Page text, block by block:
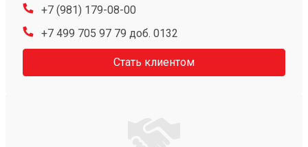
+7 (981) 179-08-00
+7 499 705 97 79 доб. 0132
Стать клиентом